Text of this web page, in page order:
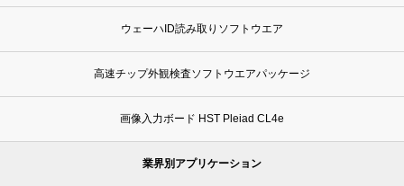
ウェーハID読み取りソフトウエア
高速チップ外観検査ソフトウエアパッケージ
画像入力ボード HST Pleiad CL4e
業界別アプリケーション